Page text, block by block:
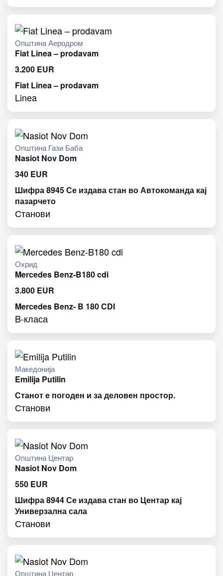
Општина Аеродром
Fiat Linea – prodavam
3.200 EUR
Fiat Linea – prodavam
Linea
Општина Гази Баба
Nasiot Nov Dom
340 EUR
Шифра 8945 Се издава стан во Автокоманда кај
пазарчето
Станови
Охрид
Mercedes Benz-B180 cdi
3.800 EUR
Mercedes Benz- B 180 CDI
B-класа
Македонија
Emilija Putilin
Станот е погоден и за деловен простор.
Станови
Општина Центар
Nasiot Nov Dom
550 EUR
Шифра 8944 Се издава стан во Центар кај
Универзална сала
Станови
Општина Центар